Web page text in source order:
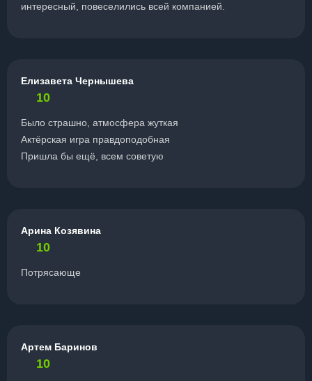
интересный, повеселились всей компанией.
Елизавета Чернышева
10
Было страшно, атмосфера жуткая
Актёрская игра правдоподобная
Пришла бы ещё, всем советую
Арина Козявина
10
Потрясающе
Артем Баринов
10